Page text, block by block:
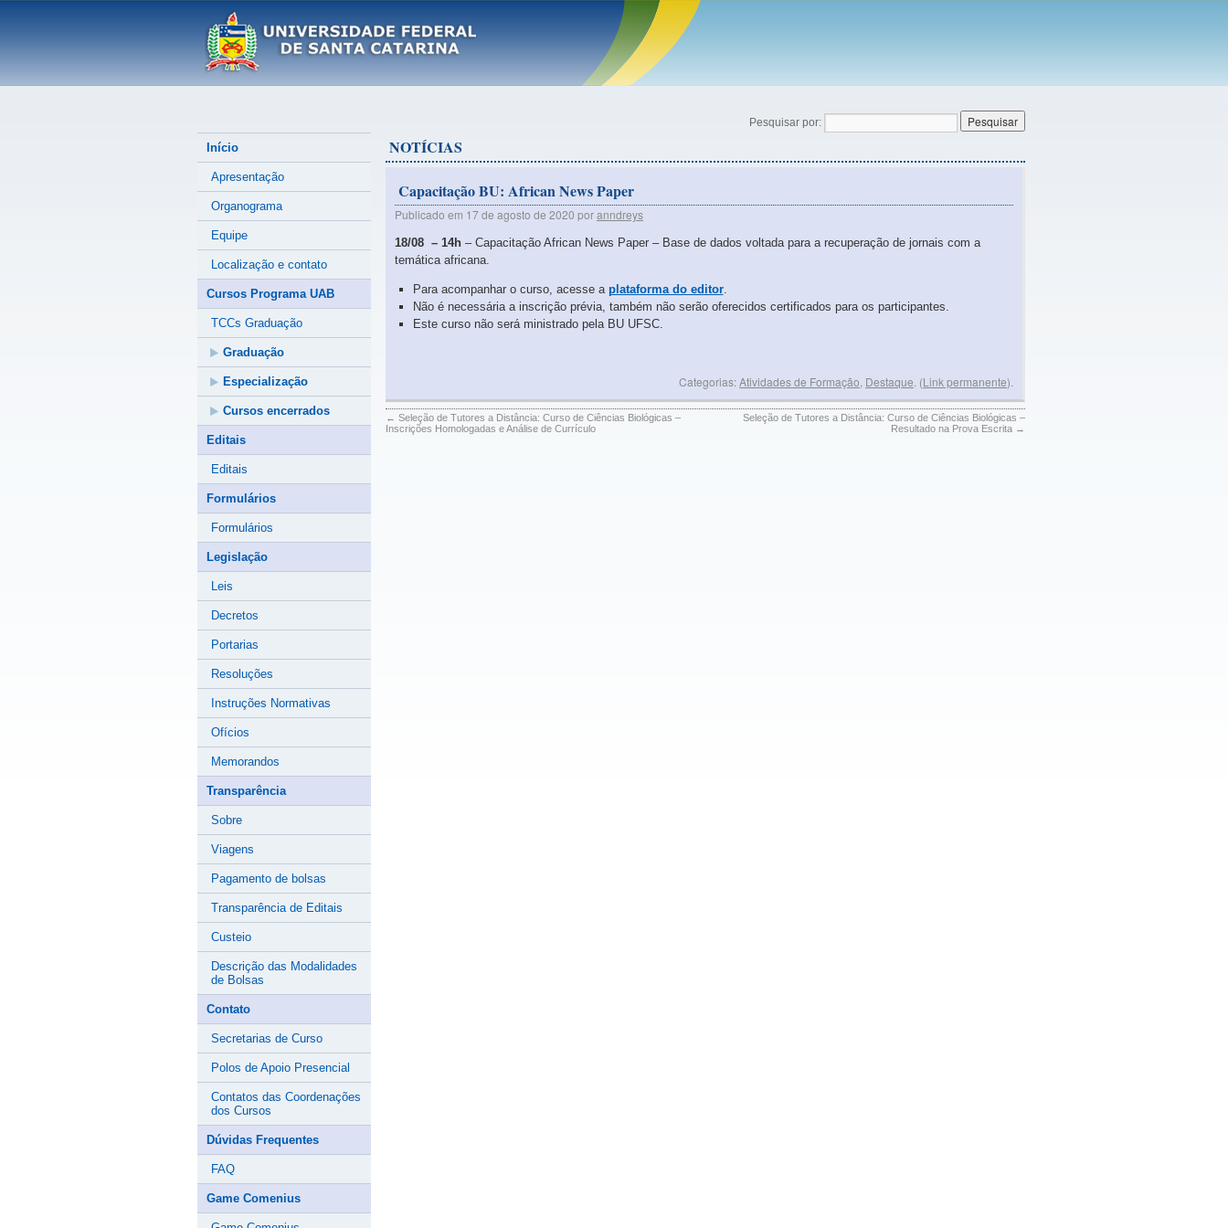
Pesquisar por:
NOTÍCIAS
Capacitação BU: African News Paper
Publicado em 17 de agosto de 2020 poranndreys
18/08 – 14h – Capacitação African News Paper – Base de dados voltada para a recuperação de jornais com a
temática africana.
Para acompanhar o curso, acesse a plataforma do editor.
Não é necessária a inscrição prévia, também não serão oferecidos certificados para os participantes.
Este curso não será ministrado pela BU UFSC.
Categorias:Atividades de Formação, Destaque. (Link permanente).
← Seleção de Tutores a Distância: Curso de Ciências Biológicas –
Inscrições Homologadas e Análise de Currículo
Seleção de Tutores a Distância: Curso de Ciências Biológicas –
Resultado na Prova Escrita →
Início
Apresentação
Organograma
Equipe
Localização e contato
Cursos Programa UAB
TCCs Graduação
Graduação
Especialização
Cursos encerrados
Editais
Editais
Formulários
Formulários
Legislação
Leis
Decretos
Portarias
Resoluções
Instruções Normativas
Ofícios
Memorandos
Transparência
Sobre
Viagens
Pagamento de bolsas
Transparência de Editais
Custeio
Descrição das Modalidades
de Bolsas
Contato
Secretarias de Curso
Polos de Apoio Presencial
Contatos das Coordenações
dos Cursos
Dúvidas Frequentes
FAQ
Game Comenius